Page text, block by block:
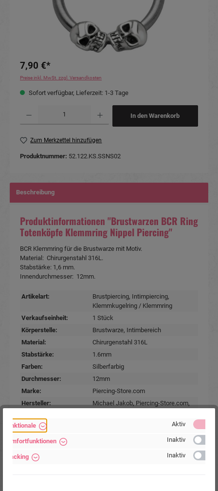
7,90 €*
Preise inkl. MwSt. zzgl. Versandkosten
Sofort verfügbar, Lieferzeit: 1-3 Tage
In den Warenkorb
Zum Merkzettel hinzufügen
Produktnummer: 52.122.KS.SSNS02
Beschreibung
Produktinformationen "Brustwarzen BCR Ring
Totenköpfe Klemmring Nippel Piercing"
BCR Klemmring für die Brustwarze mit Motiv.
Material: Chirurgenstahl 316L.
Stabstärke: 1,6 mm.
Innendurchmesser: 12mm.
Artikelart: Brustpiercing, Intimpiercing,
Klemmkugelring / Klemmring
Verkaufseinheit:
1 Stück
Körperstelle:
Brustwarze, Intimbereich
Material:
Chirurgenstahl 316L
Stabstärke:
1.6mm
Farben:
Silberfarbig
Durchmesser:
12mm
Marke:
Piercing-Store.com
Hersteller:
Michael Jakob, Piercing-Store.com,
Funktionale Aktiv
Komfortfunktionen Inaktiv
Tracking Inaktiv